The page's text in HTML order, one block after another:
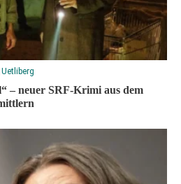
Uetliberg
– neuer SRF-Krimi aus dem